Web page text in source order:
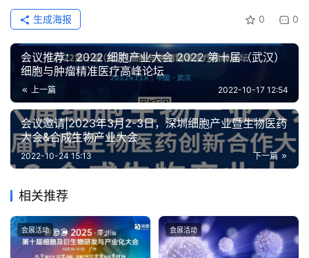
0 0
生成海报
会议推荐：2022 细胞产业大会 2022 第十届（武汉）
细胞与肿瘤精准医疗高峰论坛
上一篇 2022-10-17 12:54
会议邀请|2023年3月2-3日，深圳细胞产业暨生物医药
大会&合成生物产业大会
下一篇
2022-10-24 15:13
相关推荐
会展活动 会展活动